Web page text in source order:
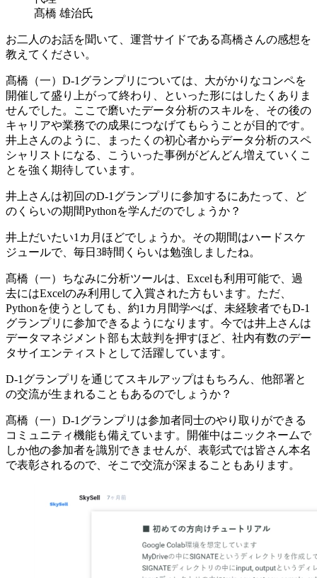
髙橋 雄治氏
お二人のお話を聞いて、運営サイドである髙橋さんの感想を
教えてください。
髙橋（一） D-1グランプリについては、大がかりなコンペを
開催して盛り上がって終わり、といった形にはしたくありま
せんでした。ここで磨いたデータ分析のスキルを、その後の
キャリアや業務での成果につなげてもらうことが目的です。
井上さんのように、まったくの初心者からデータ分析のスペ
シャリストになる、こういった事例がどんどん増えていくこ
とを強く期待しています。
井上さんは初回のD-1グランプリに参加するにあたって、ど
のくらいの期間Pythonを学んだのでしょうか？
井上だいたい1カ月ほどでしょうか。その期間はハードスケ
ジュールで、毎日3時間くらいは勉強しましたね。
髙橋（一） ちなみに分析ツールは、Excelも利用可能で、過
去にはExcelのみ利用して入賞された方もいます。ただ、
Pythonを使うとしても、約1カ月間学べば、未経験者でもD-1
グランプリに参加できるようになります。今では井上さんは
データマネジメント部も太鼓判を押すほど、社内有数のデー
タサイエンティストとして活躍しています。
D-1グランプリを通じてスキルアップはもちろん、他部署と
の交流が生まれることもあるのでしょうか？
髙橋（一） D-1グランプリは参加者同士のやり取りができる
コミュニティ機能も備えています。開催中はニックネームで
しか他の参加者を識別できませんが、表彰式では皆さん本名
で表彰されるので、そこで交流が深まることもあります。